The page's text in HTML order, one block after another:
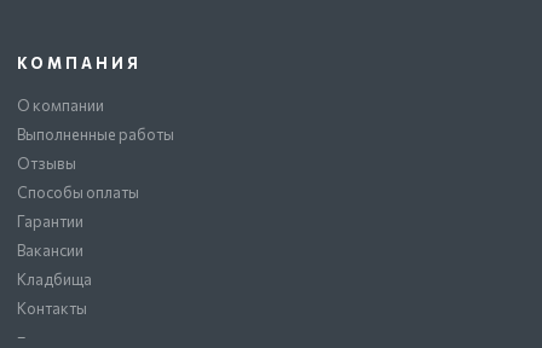
КОМПАНИЯ
О компании
Выполненные работы
Отзывы
Способы оплаты
Гарантии
Вакансии
Кладбища
Контакты
–